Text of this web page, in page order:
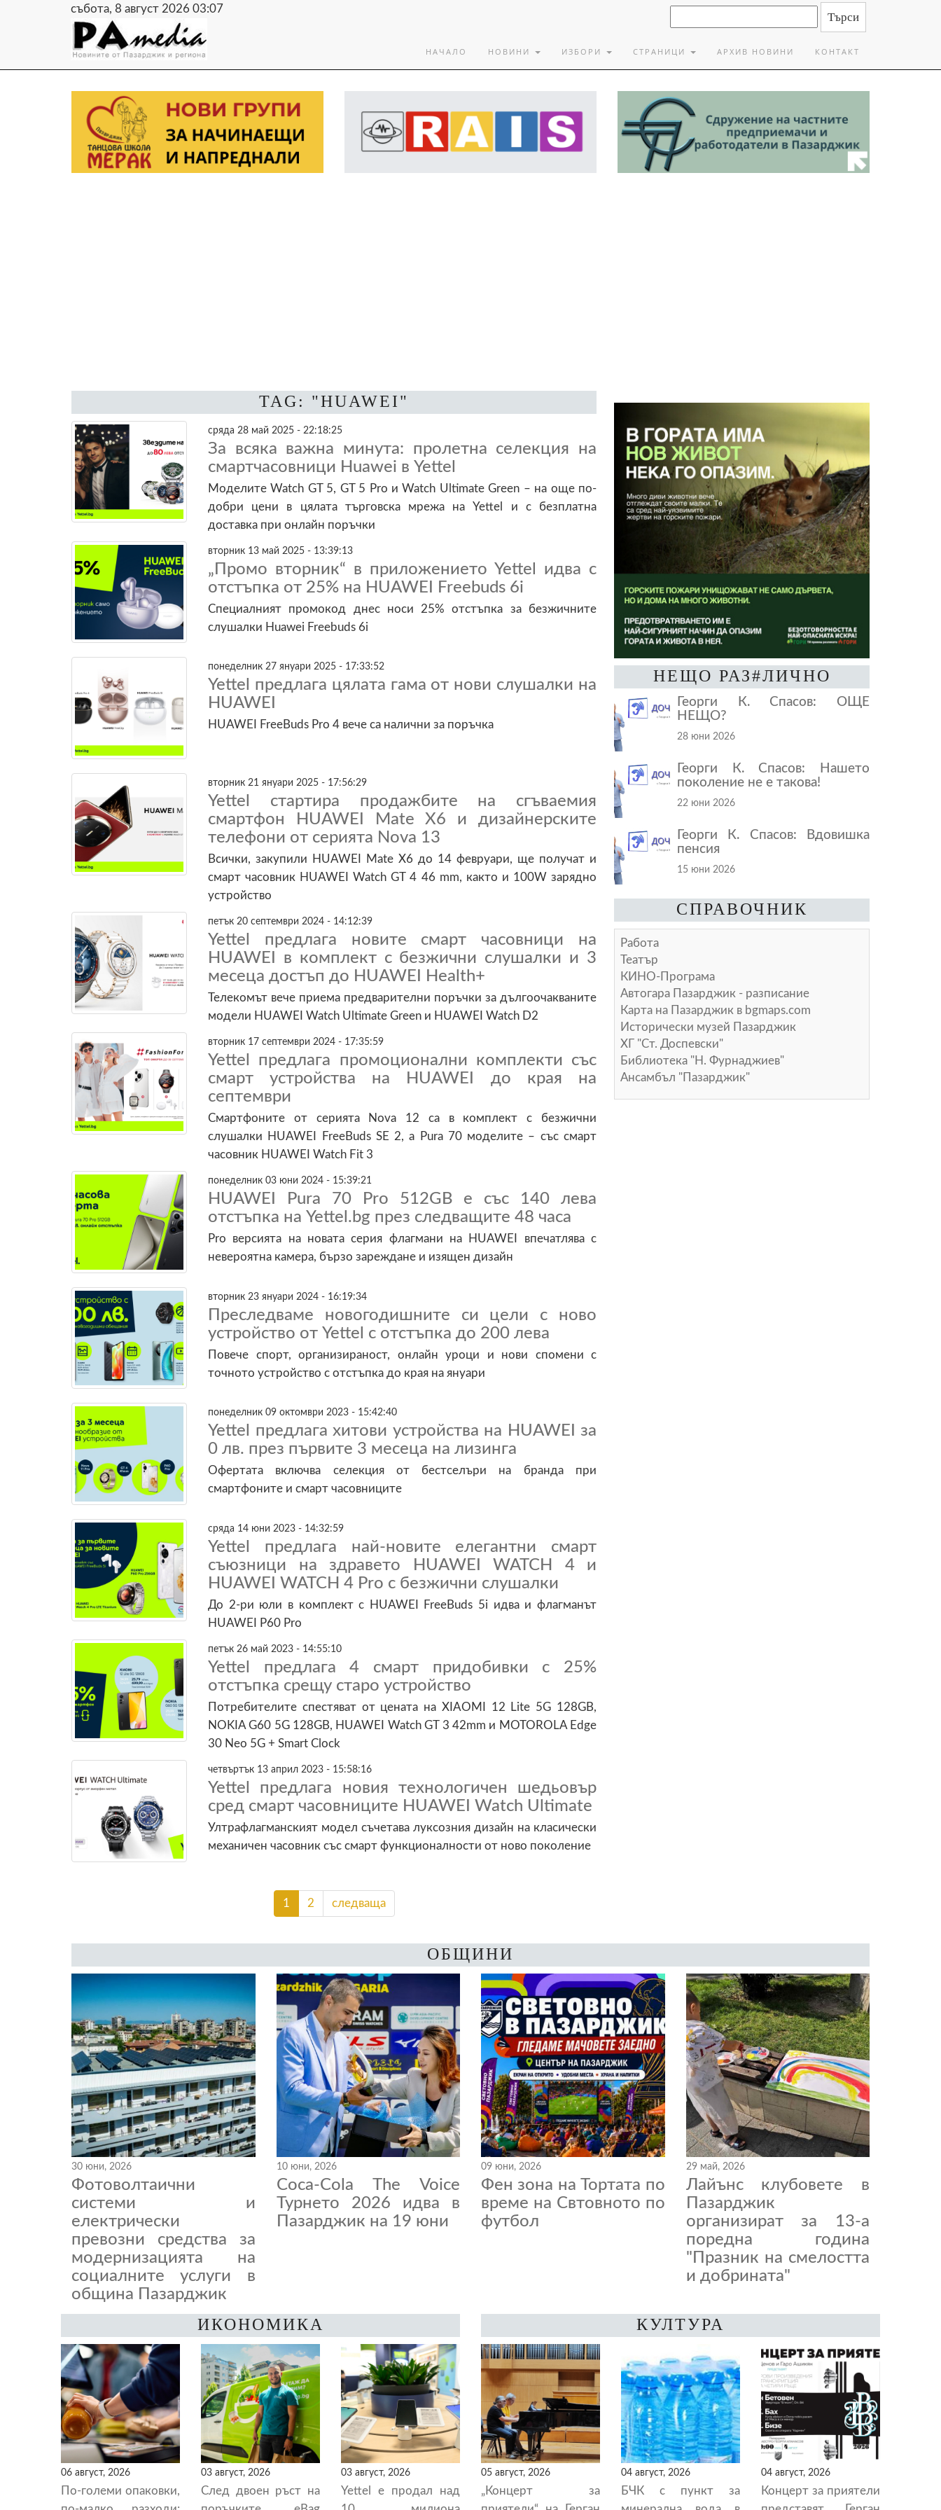
събота, 8 август 2026 03:07
НАЧАЛО НОВИНИ ИЗБОРИ СТРАНИЦИ АРХИВ НОВИНИ КОНТАКТ
TAG: "HUAWEI"
сряда 28 май 2025 - 22:18:25
За всяка важна минута: пролетна селекция на
смартчасовници Huawei в Yettel
Моделите Watch GT 5, GT 5 Pro и Watch Ultimate Green – на още по-
добри цени в цялата търговска мрежа на Yettel и с безплатна
доставка при онлайн поръчки
вторник 13 май 2025 - 13:39:13
„Промо вторник“ в приложението Yettel идва с
отстъпка от 25% на HUAWEI Freebuds 6i
Специалният промокод днес носи 25% отстъпка за безжичните
слушалки Huawei Freebuds 6i
понеделник 27 януари 2025 - 17:33:52
Yettel предлага цялата гама от нови слушалки на
HUAWEI
HUAWEI FreeBuds Pro 4 вече са налични за поръчка
вторник 21 януари 2025 - 17:56:29
Yettel стартира продажбите на сгъваемия
смартфон HUAWEI Mate X6 и дизайнерските
телефони от серията Nova 13
Всички, закупили HUAWEI Mate X6 до 14 февруари, ще получат и
смарт часовник HUAWEI Watch GT 4 46 mm, както и 100W зарядно
устройство
петък 20 септември 2024 - 14:12:39
Yettel предлага новите смарт часовници на
HUAWEI в комплект с безжични слушалки и 3
месеца достъп до HUAWEI Health+
Телекомът вече приема предварителни поръчки за дългоочакваните
модели HUAWEI Watch Ultimate Green и HUAWEI Watch D2
вторник 17 септември 2024 - 17:35:59
Yettel предлага промоционални комплекти със
смарт устройства на HUAWEI до края на
септември
Смартфоните от серията Nova 12 са в комплект с безжични
слушалки HUAWEI FreeBuds SE 2, а Pura 70 моделите – със смарт
часовник HUAWEI Watch Fit 3
понеделник 03 юни 2024 - 15:39:21
HUAWEI Pura 70 Pro 512GB е със 140 лeвa
отстъпка на Yettel.bg през следващите 48 часа
Pro версията на новата серия флагмани на HUAWEI впечатлява с
невероятна камера, бързо зареждане и изящен дизайн
вторник 23 януари 2024 - 16:19:34
Преследваме новогодишните си цели с ново
устройство от Yettel с отстъпка до 200 лева
Повече спорт, организираност, онлайн уроци и нови спомени с
точното устройство с отстъпка до края на януари
понеделник 09 октомври 2023 - 15:42:40
Yettel предлага хитови устройства на HUAWEI за
0 лв. през първите 3 месеца на лизинга
Офертата включва селекция от бестселъри на бранда при
смартфоните и смарт часовниците
сряда 14 юни 2023 - 14:32:59
Yettel предлага най-новите елегантни смарт
съюзници на здравето HUAWEI WATCH 4 и
HUAWEI WATCH 4 Pro с безжични слушалки
До 2-ри юли в комплект с HUAWEI FreeBuds 5i идва и флагманът
HUAWEI P60 Pro
петък 26 май 2023 - 14:55:10
Yettel предлага 4 смарт придобивки с 25%
отстъпка срещу старо устройство
Потребителите спестяват от цената на XIAOMI 12 Lite 5G 128GB,
NOKIA G60 5G 128GB, HUAWEI Watch GT 3 42mm и MOTOROLA Edge
30 Neo 5G + Smart Clock
четвъртък 13 април 2023 - 15:58:16
Yettel предлага новия технологичен шедьовър
сред смарт часовниците HUAWEI Watch Ultimate
Ултрафлагманският модел съчетава луксозния дизайн на класически
механичен часовник със смарт функционалности от ново поколение
1 2 следваща
НЕЩО РАЗ#ЛИЧНО
Георги К. Спасов: ОЩЕ
НЕЩО?
28 юни 2026
Георги К. Спасов: Нашето
поколение не е такова!
22 юни 2026
Георги К. Спасов: Вдовишка
пенсия
15 юни 2026
СПРАВОЧНИК
Работа
Театър
КИНО-Програма
Автогара Пазарджик - разписание
Карта на Пазарджик в bgmaps.com
Исторически музей Пазарджик
ХГ "Ст. Доспевски"
Библиотека "Н. Фурнаджиев"
Ансамбъл "Пазарджик"
ОБЩИНИ
30 юни, 2026
Фотоволтаични
системи и
електрически
превозни средства за
модернизацията на
социалните услуги в
община Пазарджик
10 юни, 2026
Coca-Cola The Voice
Турнето 2026 идва в
Пазарджик на 19 юни
09 юни, 2026
Фен зона на Тортата по
време на Свтовното по
футбол
29 май, 2026
Лайънс клубовете в
Пазарджик
организират за 13-а
поредна година
"Празник на смелостта
и добрината"
ИКОНОМИКА
06 август, 2026
По-големи опаковки,
03 август, 2026
След двоен ръст на
03 август, 2026
Yettel е продал над
КУЛТУРА
05 август, 2026
„Концерт за
04 август, 2026
БЧК с пункт за
04 август, 2026
Концерт за приятели